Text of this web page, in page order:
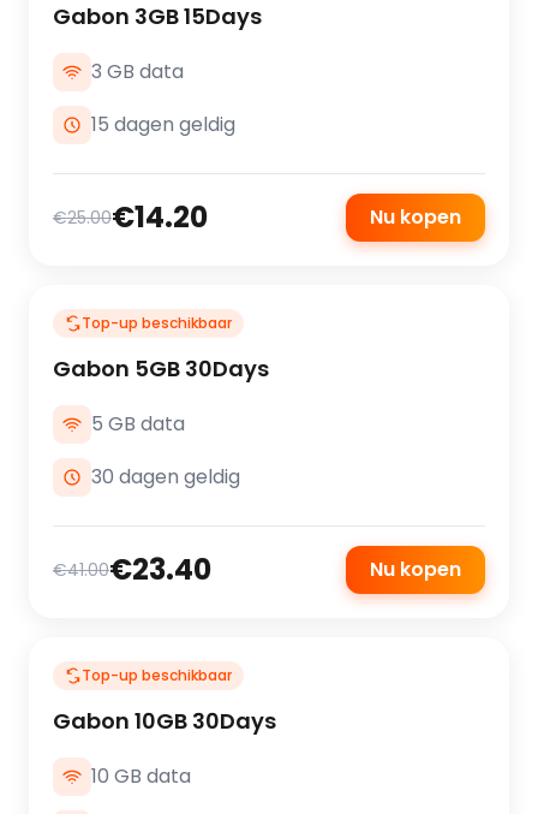
Gabon 3GB 15Days
3 GB data
15 dagen geldig
€25.00€14.20 Nu kopen
Top-up beschikbaar
Gabon 5GB 30Days
5 GB data
30 dagen geldig
€41.00€23.40 Nu kopen
Top-up beschikbaar
Gabon 10GB 30Days
10 GB data